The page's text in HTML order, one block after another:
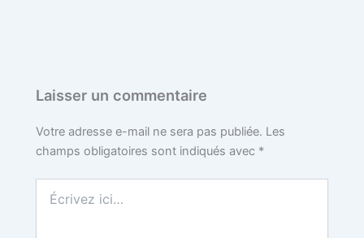
Laisser un commentaire
Votre adresse e-mail ne sera pas publiée. Les
champs obligatoires sont indiqués avec *
ici…